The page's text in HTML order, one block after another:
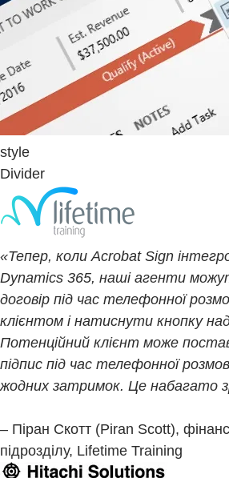
style
Divider
«Тепер, коли Acrobat Sign
Dynamics 365, наші агенти
договір під час телефонної
клієнтом і натиснути кнопку
Потенційний клієнт може
підпис під час телефонної
жодних затримок. Це набагато
– Піран Скотт (Piran Scott),
підрозділу, Lifetime Training